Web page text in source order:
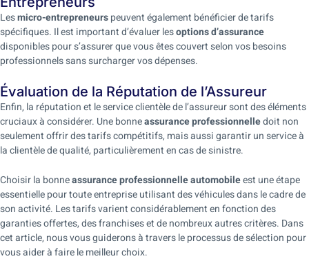
Lesmicro-entrepreneurspeuvent également bénéficier de tarifs
spécifiques. Il est important d’évaluer lesoptions d’assurance
disponibles pour s’assurer que vous êtes couvert selon vos besoins
professionnels sans surcharger vos dépenses.
Évaluation de la Réputation de l’Assureur
Enfin, la réputation et le service clientèle de l’assureur sont des éléments
cruciaux à considérer. Une bonneassurance professionnelledoit non
seulement offrir des tarifs compétitifs, mais aussi garantir un service à
la clientèle de qualité, particulièrement en cas de sinistre.
Choisir la bonneassurance professionnelle automobileest une étape
essentielle pour toute entreprise utilisant des véhicules dans le cadre de
son activité. Les tarifs varient considérablement en fonction des
garanties offertes, des franchises et de nombreux autres critères. Dans
cet article, nous vous guiderons à travers le processus de sélection pour
vous aider à faire le meilleur choix.